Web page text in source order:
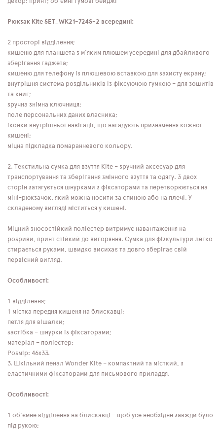
Рюкзак Kite SET_WK21-724S-2 всередині:
2 просторі відділення;
кишеню для планшета з м'яким плюшем усередині для дбайливого
зберігання гаджета;
кишеню для телефону із плюшевою вставкою для захисту екрану;
внутрішня система роздільників із фіксуючою гумкою – для зошитів
та книг;
зручна знімна ключниця;
поле персональних даних власника;
іконки внутрішньої навігації, що нагадують призначення кожної
кишені;
міцна підкладка помаранчевого кольору.
2. Текстильна сумка для взуття Kite – зручний аксесуар для
транспортування та зберігання змінного взуття та одягу. З двох
сторін затягується шнурками з фіксаторами та перетворюється на
міні-рюкзачок, який можна носити за спиною або на плечі. У
складеному вигляді міститься у кишені.
Міцний зносостійкий поліестер витримує навантаження на
розриви, принт стійкий до вигоряння. Сумка для фізкультури легко
стирається руками, швидко висихає та довго зберігає свій
первісний вигляд.
Особливості:
1 відділення;
1 містка передня кишеня на блискавці;
петля для вішалки;
застібка – шнурки із фіксаторами;
матеріал – поліестер;
Розмір: 46x33.
3. Шкільний пенал Wonder Kite – компактний та місткий, з
еластичними фіксаторами для письмового приладдя.
Особливості:
1 об'ємне відділення на блискавці – щоб усе необхідне завжди було
під рукою;